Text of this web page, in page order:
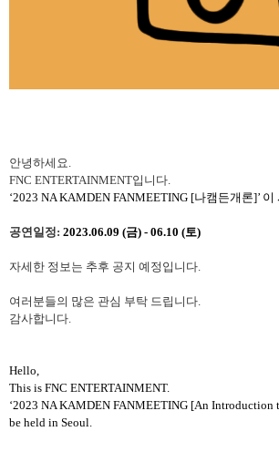
안녕하세요.
FNC ENTERTAINMENT입니다.
‘2023 NA KAMDEN FANMEETING [나캠든개론]’ 이
공연일정: 2023.06.09 (금) - 06.10 (토)
자세한 정보는 추후 공지 예정입니다.
여러분들의 많은 관심 부탁 드립니다.
감사합니다.
Hello,
This is FNC ENTERTAINMENT.
‘2023 NA KAMDEN FANMEETING [An Introduction
be held in Seoul.